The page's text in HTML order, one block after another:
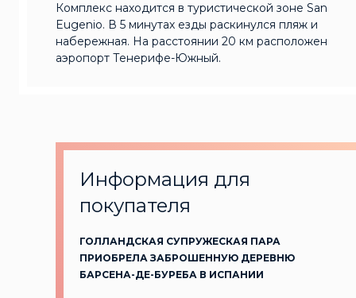
Комплекс находится в туристической зоне San
Eugenio. В 5 минутах езды раскинулся пляж и
набережная. На расстоянии 20 км расположен
аэропорт Тенерифе-Южный.
Информация для
покупателя
ГОЛЛАНДСКАЯ СУПРУЖЕСКАЯ ПАРА
ПРИОБРЕЛА ЗАБРОШЕННУЮ ДЕРЕВНЮ
БАРСЕНА-ДЕ-БУРЕБА В ИСПАНИИ